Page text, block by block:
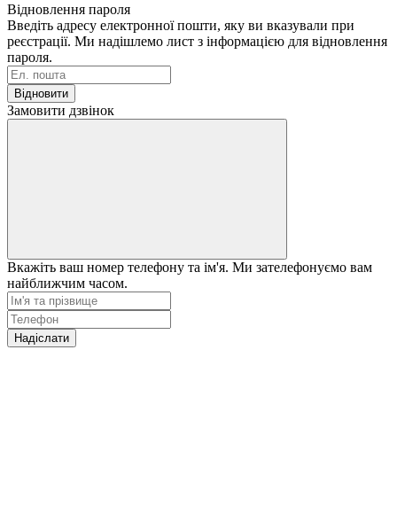
Відновлення пароля
Введіть адресу електронної пошти, яку ви вказували при
реєстрації. Ми надішлемо лист з інформацією для відновлення
пароля.
Відновити
Замовити дзвінок
Вкажіть ваш номер телефону та ім'я. Ми зателефонуємо вам
найближчим часом.
Надіслати